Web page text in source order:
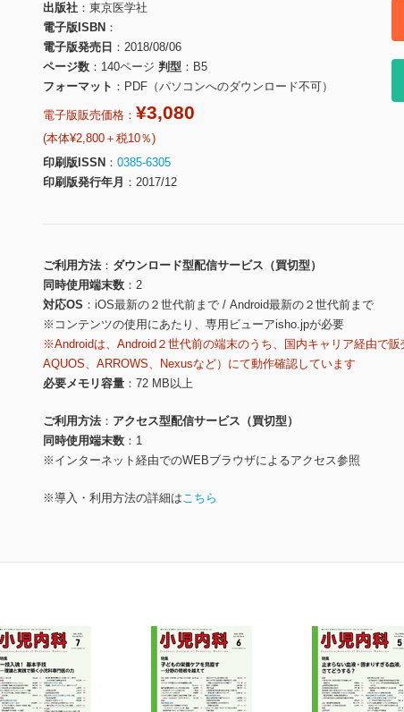
出版社
東京医学社
電子版ISBN
電子版発売日
2018/08/06
ページ数
140ページ 判型
B5
フォーマット
PDF（パソコンへのダウンロード不可）
電子版販売価格： ¥3,080
(本体¥2,800＋税10％)
印刷版ISSN
0385-6305
印刷版発行年月
2017/12
ご利用方法
ダウンロード型配信サービス（買切型）
同時使用端末数
2
対応OS
iOS最新の２世代前まで / Android最新の２世代前まで
※コンテンツの使用にあたり、専用ビューアisho.jpが必要
※Androidは、Android２世代前の端末のうち、国内キャリア経由で
AQUOS、ARROWS、Nexusなど）にて動作確認しています
必要メモリ容量
72 MB以上
ご利用方法
アクセス型配信サービス（買切型）
同時使用端末数
1
※インターネット経由でのWEBブラウザによるアクセス参照
※導入・利用方法の詳細はこちら